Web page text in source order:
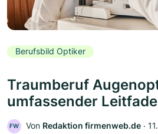
Berufsbild Optiker
Traumberuf
umfassender
FW Von Redaktion firmenweb.de ‧